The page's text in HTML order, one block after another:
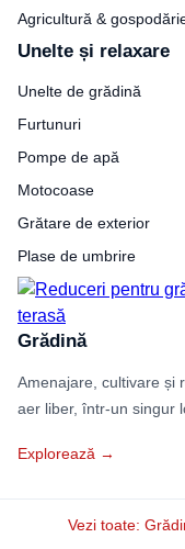
Agricultură &
Unelte și relaxare
Unelte de grădină
Furtunuri
Pompe de apă
Motocoase
Grătare de exterior
Plase de umbrire
Grădină
Amenajare, cultivare și
aer liber, într-un singur
Explorează →
Vezi toate: